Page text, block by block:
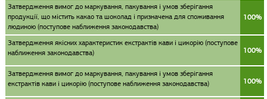
Затвердження вимог до маркування, пакування і умов зберігання
продукції, що містить какао та шоколад і призначена для споживання
людиною (поступове наближення законодавства)
100%
Затвердження якісних характеристик екстрактів кави і цикорію (поступове
наближення законодавства)
100%
Затвердження вимог до маркування, пакування і умов зберігання
екстрактів кави і цикорію (поступове наближення законодавства)
100%